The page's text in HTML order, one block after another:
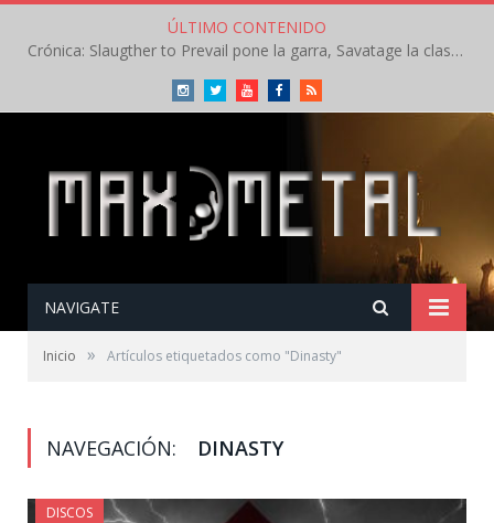
ÚLTIMO CONTENIDO
Crónica: Slaugther to Prevail pone la garra, Savatage la clase en la apertura del Leyendas del Rock – Miércoles – Agosto 2026
InstagramTwitterYoutubeFacebookRSS
NAVIGATE
Inicio » Artículos etiquetados como "Dinasty"
NAVEGACIÓN: DINASTY
DISCOS